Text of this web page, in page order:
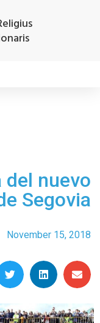
del nuevo
Segovia
November 15, 2018